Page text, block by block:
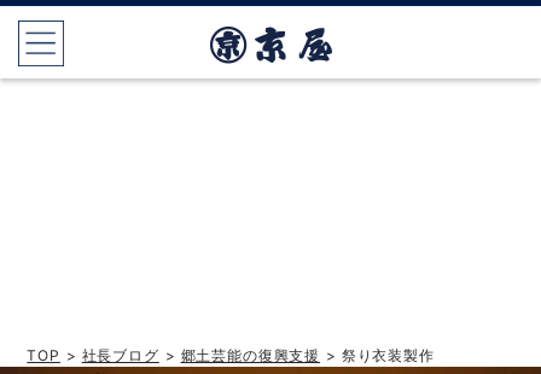
TOP > 社長ブログ > 郷土芸能の復興支援 > 祭り衣装製作